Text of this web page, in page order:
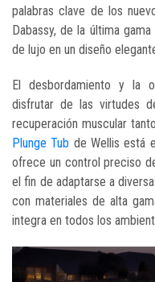
palabras clave de los
Dabassy, de la última
de lujo en un diseño
El desbordamiento y la
disfrutar de las virtudes
recuperación muscular
Plunge Tub de Wellis está
ofrece un control preciso
el fin de adaptarse a
con materiales de alta
integra en todos los